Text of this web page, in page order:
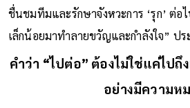
ชื่นชมทีมและรักษาจังหวะการ ‘รุก’ ต่อ
เล็กน้อยมาทำลายขวัญและกำลังใจ” ปร
คำว่า “ไปต่อ” ต้องไม่ใช่แค่ไปถึ
อย่างมีความห